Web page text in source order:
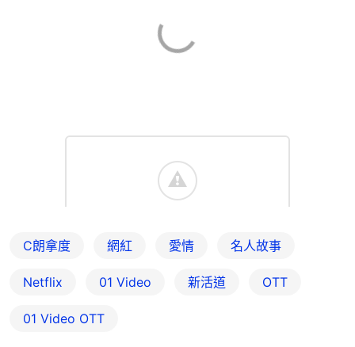
C朗拿度 網紅 愛情 名人故事
Netflix 01 Video 新活道 OTT
01‌ ‌Video‌ ‌OTT